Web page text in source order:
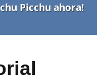
Picchu ahora!